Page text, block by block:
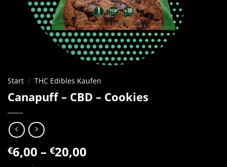
Start / THC Edibles Kaufen
Canapuff – CBD – Cookies
€6,00 – €20,00